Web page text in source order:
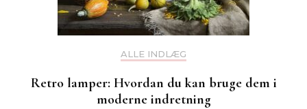
ALLE INDLÆG
Retro lamper: Hvordan du kan bruge dem i
moderne indretning